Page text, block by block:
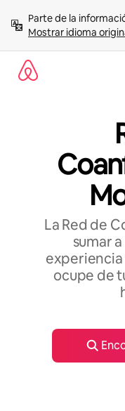
contenidoMostrar idioma
La Red de
sumar
experiencia
ocupe de